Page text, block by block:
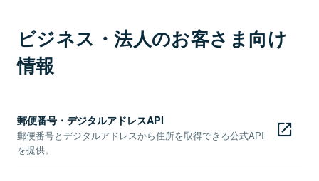
ビジネス・法人のお客さま向け
情報
郵便番号・デジタルアドレスAPI
郵便番号とデジタルアドレスから住所を取得できる公式API
を提供。